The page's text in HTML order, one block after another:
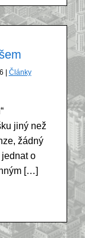
| Články
jiný než
žádný
o
[…]